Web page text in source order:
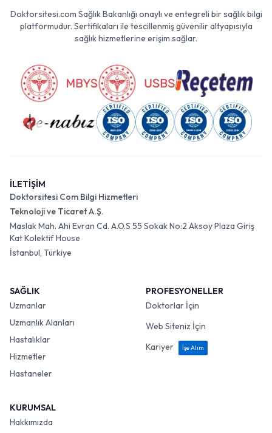
Doktorsitesi.com Sağlık Bakanlığı onaylı ve entegreli bir sağlık bilgi
platformudur. Sertifikaları ile tescillenmiş güvenilir altyapısıyla
sağlık hizmetlerine erişim sağlar.
İLETİŞİM
Doktorsitesi Com Bilgi Hizmetleri
Teknoloji ve Ticaret A.Ş.
Maslak Mah. Ahi Evran Cd. A.O.S 55 Sokak No:2 Aksoy Plaza Giriş
Kat Kolektif House
İstanbul, Türkiye
SAĞLIK
Uzmanlar
Uzmanlık Alanları
Hastalıklar
Hizmetler
Hastaneler
PROFESYONELLER
Doktorlar İçin
Web Siteniz İçin
Kariyer
İşe Alım
KURUMSAL
Hakkımızda